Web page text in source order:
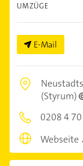
UMZÜGE
E-Mail
(Styrum)
0208 4
Webseite